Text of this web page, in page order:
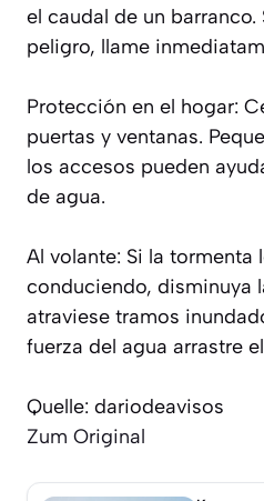
el caudal de un
peligro, llame
Protección en el hogar:
puertas y ventanas.
los accesos pueden
de agua.
Al volante: Si la tormenta
conduciendo, disminuya
atraviese tramos
fuerza del agua arrastre
Quelle: dariodeavisos
Zum Original